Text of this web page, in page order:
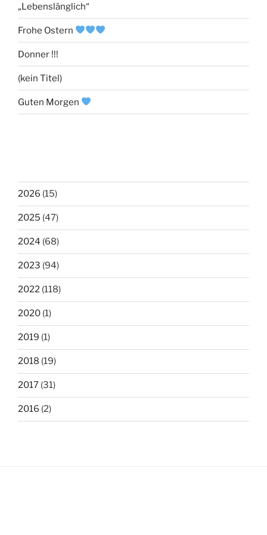
„Lebenslänglich“
Frohe Ostern
Donner !!!
(kein Titel)
Guten Morgen
2026 (15)
2025 (47)
2024 (68)
2023 (94)
2022 (118)
2020 (1)
2019 (1)
2018 (19)
2017 (31)
2016 (2)